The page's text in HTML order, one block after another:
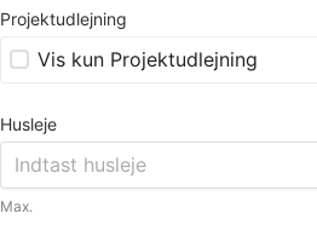
Projektudlejning
Vis kun Projektudlejning
Husleje
Max.